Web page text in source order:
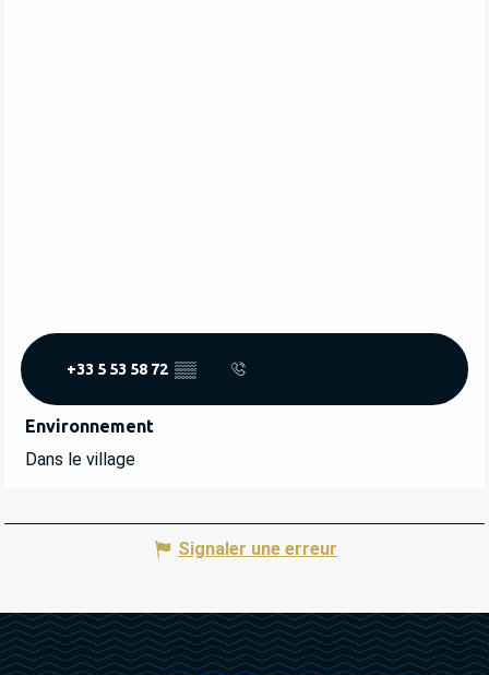
+33 5 53 58 72 ▒▒
Environnement
Environnement
Dans le village
Signaler une erreur